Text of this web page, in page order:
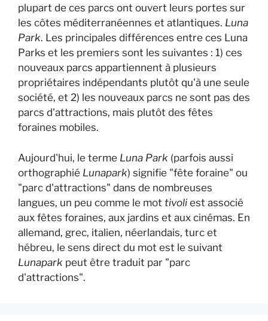
plupart de ces parcs ont ouvert leurs portes sur
les côtes méditerranéennes et atlantiques. Luna
Park. Les principales différences entre ces Luna
Parks et les premiers sont les suivantes : 1) ces
nouveaux parcs appartiennent à plusieurs
propriétaires indépendants plutôt qu'à une seule
société, et 2) les nouveaux parcs ne sont pas des
parcs d'attractions, mais plutôt des fêtes
foraines mobiles.
Aujourd'hui, le terme Luna Park (parfois aussi
orthographié Lunapark) signifie "fête foraine" ou
"parc d'attractions" dans de nombreuses
langues, un peu comme le mot tivoli est associé
aux fêtes foraines, aux jardins et aux cinémas. En
allemand, grec, italien, néerlandais, turc et
hébreu, le sens direct du mot est le suivant
Lunapark peut être traduit par "parc
d'attractions".